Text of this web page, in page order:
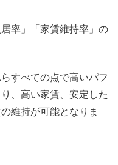
率」「家賃維持率」の
すべての点で高いパフ
、高い家賃、安定した
維持が可能となりま